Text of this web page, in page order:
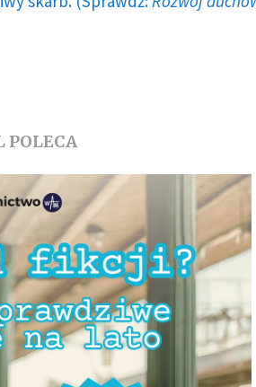
POLECA